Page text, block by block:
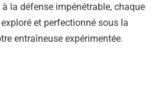
la défense impénétrable, chaque
et perfectionné sous la
entraîneuse expérimentée.